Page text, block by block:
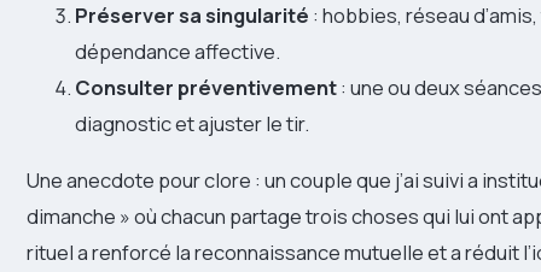
Préserver sa singularité : hobbies, réseau
dépendance affective.
Consulter préventivement: une ou deux
diagnostic et ajuster le tir.
Une anecdote pour clore : un couple que j’ai suivi a
dimanche » où chacun partage trois choses qui lui ont
rituel a renforcé la reconnaissance mutuelle et a réduit